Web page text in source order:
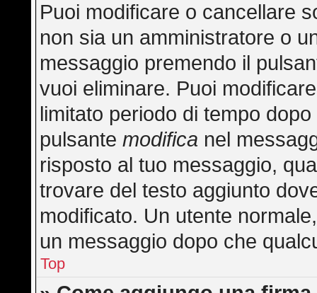
Puoi modificare o cancellare
non sia un amministratore o
messaggio premendo il
vuoi eliminare. Puoi
limitato periodo di tempo
pulsantemodifica nel
risposto al tuo messaggio,
trovare del testo aggiunto
modificato. Un utente
un messaggio dopo che
Top